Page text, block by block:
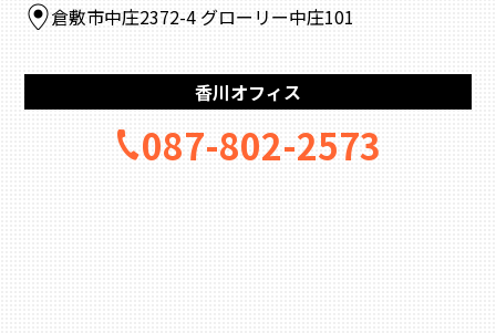
倉敷市中庄2372-4 グローリー中庄101
香川オフィス
087-802-2573